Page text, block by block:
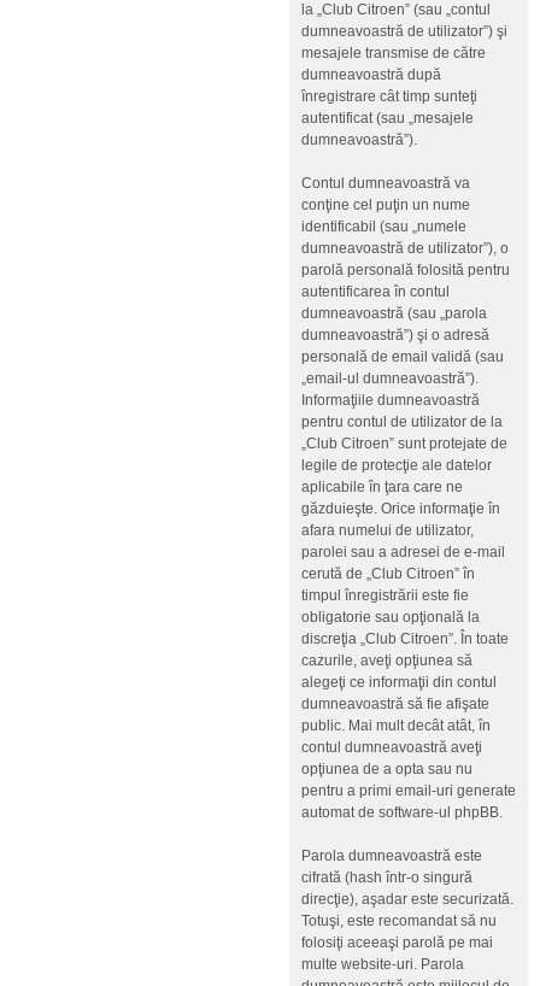
la „Club Citroen” (sau „contul
dumneavoastră de utilizator”) şi
mesajele transmise de către
dumneavoastră după
înregistrare cât timp sunteţi
autentificat (sau „mesajele
dumneavoastră”).
Contul dumneavoastră va
conţine cel puţin un nume
identificabil (sau „numele
dumneavoastră de utilizator”), o
parolă personală folosită pentru
autentificarea în contul
dumneavoastră (sau „parola
dumneavoastră”) şi o adresă
personală de email validă (sau
„email-ul dumneavoastră”).
Informaţiile dumneavoastră
pentru contul de utilizator de la
„Club Citroen” sunt protejate de
legile de protecţie ale datelor
aplicabile în ţara care ne
găzduieşte. Orice informaţie în
afara numelui de utilizator,
parolei sau a adresei de e-mail
cerută de „Club Citroen” în
timpul înregistrării este fie
obligatorie sau opţională la
discreţia „Club Citroen”. În toate
cazurile, aveţi opţiunea să
alegeţi ce informaţii din contul
dumneavoastră să fie afişate
public. Mai mult decât atât, în
contul dumneavoastră aveţi
opţiunea de a opta sau nu
pentru a primi email-uri generate
automat de software-ul phpBB.
Parola dumneavoastră este
cifrată (hash într-o singură
direcţie), aşadar este securizată.
Totuşi, este recomandat să nu
folosiţi aceeaşi parolă pe mai
multe website-uri. Parola